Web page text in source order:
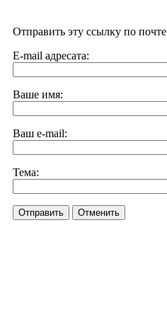
Отправить эту ссылку по почте
E-mail адресата:
Ваше имя:
Ваш e-mail:
Тема:
Отправить Отменить